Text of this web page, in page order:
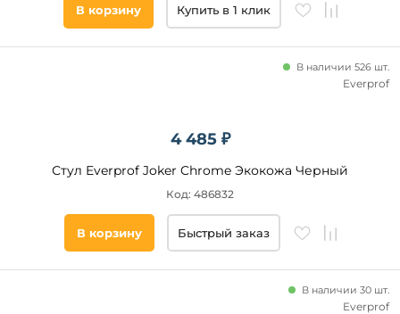
В корзину Купить в 1 клик
4 485 ₽
Стул Everprof Joker Chrome Экокожа Черный
В наличии 526 шт.
Код: 486832
Everprof
В корзину Быстрый заказ
В наличии 30 шт.
Everprof